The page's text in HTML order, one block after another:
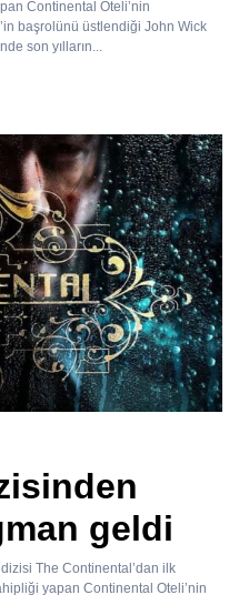
Continental Oteli’nin
başrolünü üstlendiği John Wick
son yılların...
geldi
The Continental’dan ilk
yapan Continental Oteli’nin